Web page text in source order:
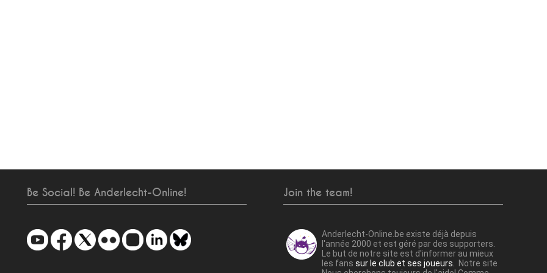
Be Social! Be Anderlecht-Online! Join the team!
Anderlecht-Online.be existe déjà depuis
l'année 2000 et est géré par des supporters.
Le but de notre site est d'informer au mieux
les fans sur le club et ses joueurs.
Notre site